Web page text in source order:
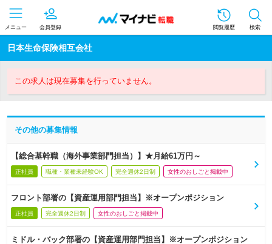
メニュー 会員登録 閲覧履歴 検索
日本生命保険相互会社
この求人は現在募集を行っていません。
その他の募集情報
【総合基幹職（海外事業部門担当）】★月給61万円～
正社員 職種・業種未経験OK 完全週休2日制 女性のおしごと掲載中
フロント部署の【資産運用部門担当】※オープンポジション
正社員 完全週休2日制 女性のおしごと掲載中
ミドル・バック部署の【資産運用部門担当】※オープンポジション